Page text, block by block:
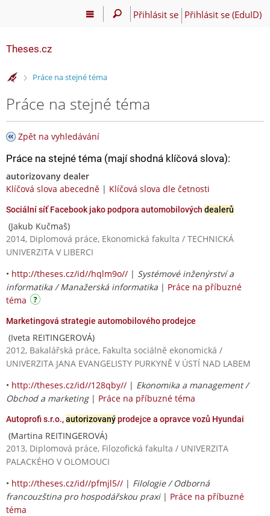
Přihlásit se Přihlásit se (EduID)
Theses.cz
>Práce na stejné téma
Práce na stejné téma
Zpět na vyhledávání
Práce na stejné téma (mají shodná klíčová slova):
autorizovany dealer
Klíčová slova abecedně | Klíčová slova dle četnosti
Sociální síť Facebook jako podpora automobilových dealerů
(Jakub Kučmaš)
2014, Diplomová práce, Ekonomická fakulta / TECHNICKÁ
UNIVERZITA V LIBERCI
• http://theses.cz/id//hqlm9o// | Systémové inženýrství a
informatika / Manažerská informatika | Práce na příbuzné
téma
Marketingová strategie automobilového prodejce
(Iveta REITINGEROVÁ)
2012, Bakalářská práce, Fakulta sociálně ekonomická /
UNIVERZITA JANA EVANGELISTY PURKYNĚ V ÚSTÍ NAD LABEM
• http://theses.cz/id//128qby// | Ekonomika a management /
Obchod a marketing| Práce na příbuzné téma
Autoprofi s.r.o.,autorizovanýprodejce a opravce vozů Hyundai
(Martina REITINGEROVÁ)
2013, Diplomová práce, Filozofická fakulta / UNIVERZITA
PALACKÉHO V OLOMOUCI
• http://theses.cz/id//pfmjl5// | Filologie / Odborná
francouzština pro hospodářskou praxi| Práce na příbuzné
téma